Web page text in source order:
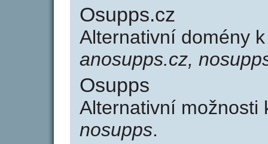
Osupps.cz
Alternativní domény
anosupps.cz,
Osupps
Alternativní
nosupps.